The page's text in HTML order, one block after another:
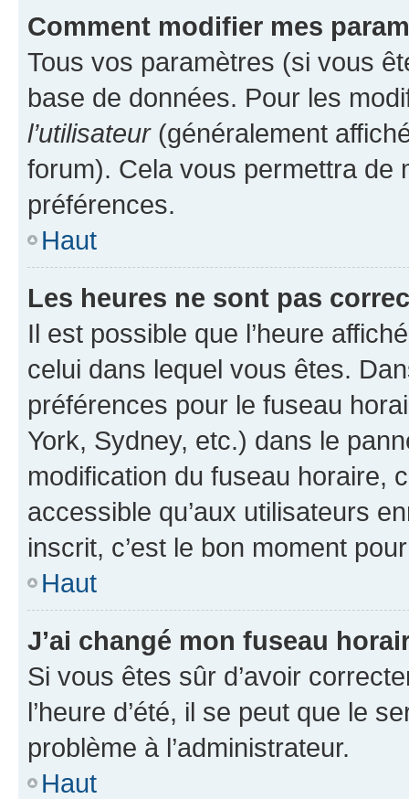
Comment modifier mes
Tous vos paramètres (si vous
base de données. Pour les
l’utilisateur(généralement
forum). Cela vous permettra de
préférences.
Haut
Les heures ne sont pas
Il est possible que l’heure
celui dans lequel vous êtes.
préférences pour le fuseau
York, Sydney, etc.) dans le
modification du fuseau horaire,
accessible qu’aux utilisateurs
inscrit, c’est le bon moment
Haut
J’ai changé mon fuseau
Si vous êtes sûr d’avoir
l’heure d’été, il se peut que le
problème à l’administrateur.
Haut